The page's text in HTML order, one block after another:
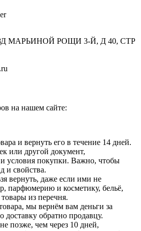
МАРЬИНОЙ РОЩИ 3-Й, Д 40, СТР
на нашем сайте:
и вернуть его в течение 14 дней.
или другой документ,
условия покупки. Важно, чтобы
и свойства.
вернуть, даже если ими не
парфюмерию и косметику, бельё,
из перечня.
мы вернём вам деньги за
доставку обратно продавцу.
позже, чем через 10 дней,